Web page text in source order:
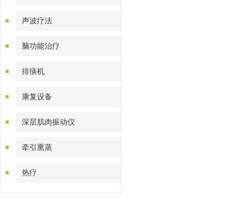
声波疗法
脑功能治疗
排痰机
康复设备
深层肌肉振动仪
牵引熏蒸
热疗